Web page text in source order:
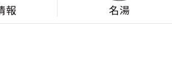
報 名湯